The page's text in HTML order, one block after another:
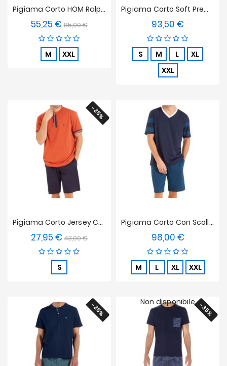
Pigiama Corto HOM Ralphy
55,25 € Prezzo
base
85,00 €Prezzo
M XXL
Pigiama Corto Soft Premium - Blu Navy
93,50 €
S M L
XL
XXL
-35%
Pigiama Corto Jersey Con Scollo A T Eminence
27,95 € Prezzo
base
43,00 €Prezzo
S
Pigiama Corto Con Scollo A V Made Of France Eminence
98,00 €Prezzo
M L XL XXL
-35% -35%
Non disponibile